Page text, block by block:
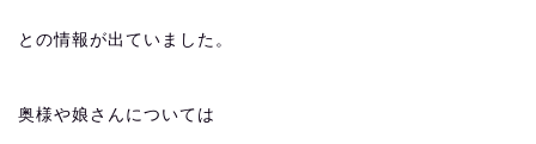
との情報が出ていました。
奥様や娘さんについては